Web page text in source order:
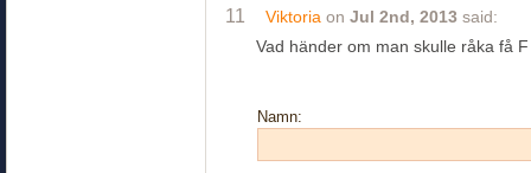
11 Viktoria on Jul 2nd, 2013 said:
Vad händer om man skulle råka få
Namn: